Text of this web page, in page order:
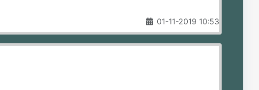
01-11-2019 10:53